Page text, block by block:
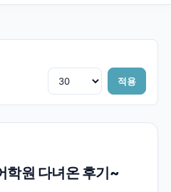
적용
학원 다녀온 후기~